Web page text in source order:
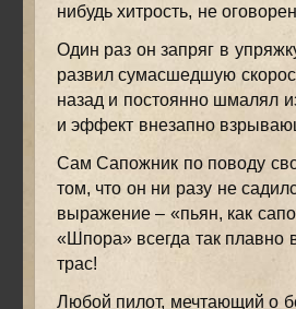
нибудь хитрость, не
Один раз он запряг в
развил сумасшедшую
назад и постоянно шмалял
и эффект внезапно
Сам Сапожник по поводу
том, что он ни разу не
выражение – «пьян, как
«Шпора» всегда так плавно
трас!
Любой пилот, мечтающий о